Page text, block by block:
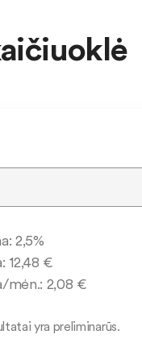
2,5%
12,48 €
mėn.: 2,08 €
yra preliminarūs.